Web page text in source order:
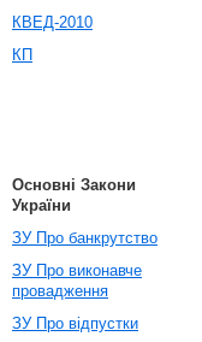
КВЕД-2010
КП
Основні Закони
України
ЗУ Про банкрутство
ЗУ Про виконавче
провадження
ЗУ Про відпустки